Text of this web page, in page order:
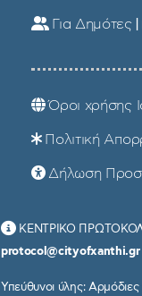
Για Δημότες |
Όροι χρήσης
Πολιτική
Δήλωση
ΚΕΝΤΡΙΚΟ
protocol@cityofxanthi.gr
Υπεύθυνοι ύλης: